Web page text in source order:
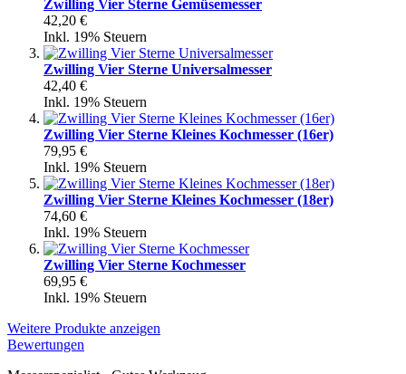
Zwilling Vier Sterne Gemüsemesser
42,20 €
Inkl. 19% Steuern
Zwilling Vier Sterne Universalmesser
42,40 €
Inkl. 19% Steuern
Zwilling Vier Sterne Kleines Kochmesser (16er)
79,95 €
Inkl. 19% Steuern
Zwilling Vier Sterne Kleines Kochmesser (18er)
74,60 €
Inkl. 19% Steuern
Zwilling Vier Sterne Kochmesser
69,95 €
Inkl. 19% Steuern
Weitere Produkte anzeigen
Bewertungen